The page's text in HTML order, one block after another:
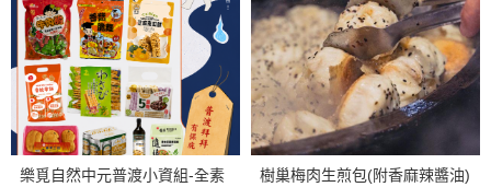
樂覓自然中元普渡小資組-全素
樹巢梅肉生煎包(附香麻辣醬油)